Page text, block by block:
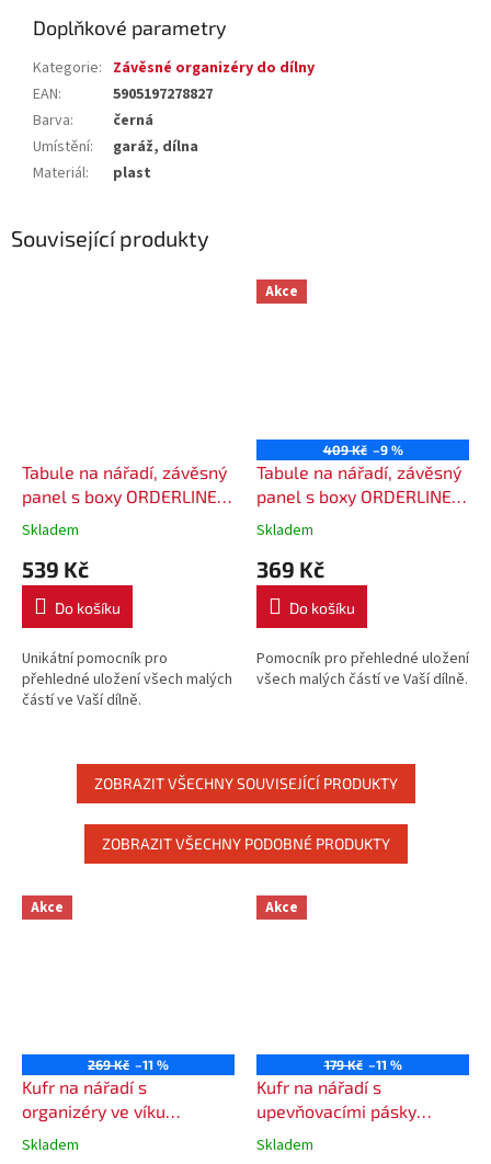
Doplňkové parametry
Kategorie: Závěsné organizéry do dílny
EAN:
5905197278827
Barva:
černá
Umístění:
garáž, dílna
Materiál: plast
Související produkty
Tabule na nářadí, závěsný
panel s boxy ORDERLINE
KOR1
Skladem
539 Kč
Do košíku
Unikátní pomocník pro
přehledné uložení všech malých
částí ve Vaší dílně.
Akce
409 Kč –9 %
Tabule na nářadí, závěsný
panel s boxy ORDERLINE
KOR2
Skladem
369 Kč
Do košíku
Pomocník pro přehledné uložení
všech malých částí ve Vaší dílně.
ZOBRAZIT VŠECHNY SOUVISEJÍCÍ PRODUKTY
ZOBRAZIT VŠECHNY PODOBNÉ PRODUKTY
Akce
269 Kč –11 %
Kufr na nářadí s
organizéry ve víku
Kistenberg 38,4 x 33,5 x
Skladem
Akce
179 Kč –11 %
Kufr na nářadí s
upevňovacími pásky
Kistenberg 38,4 x 33,5 x
Skladem